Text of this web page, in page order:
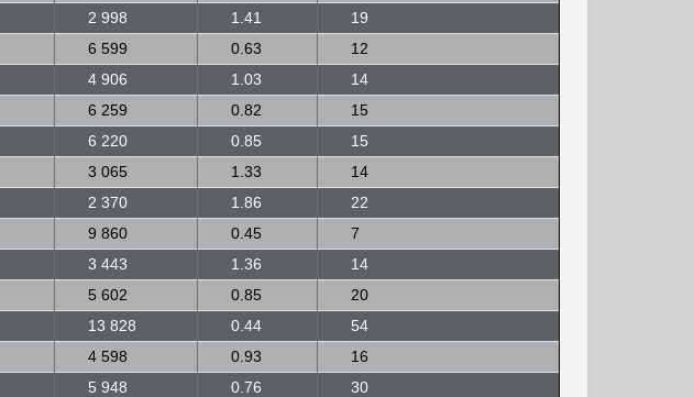
2 998 1.41
19
6 599 0.63
12
4 906 1.03
14
6 259 0.82
15
6 220 0.85
15
3 065 1.33
14
2 370 1.86
22
9 860 0.45
7
3 443 1.36
14
5 602 0.85
20
13 828 0.44
54
4 598 0.93
16
5 948 0.76
30